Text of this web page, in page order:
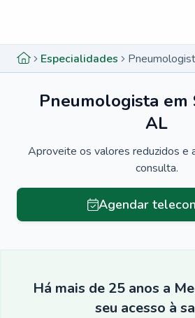
Especialidades
Pneumologista em
AL
Aproveite os valores reduzidos e
consulta.
Agendar
Há mais de 25 anos a
seu acesso à